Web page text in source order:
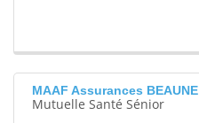
MAAF Assurances BEAUNE
Mutuelle Santé Sénior